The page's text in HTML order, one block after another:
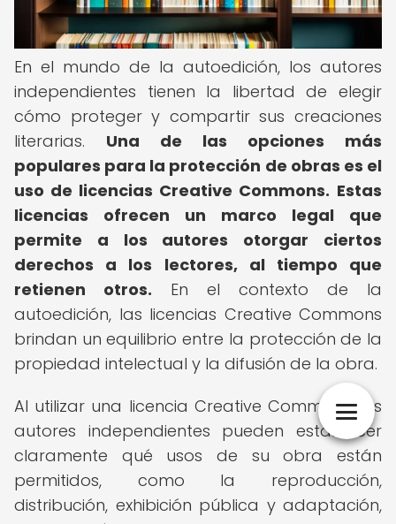
En el mundo de la autoedición, los autores
independientes tienen la libertad de elegir
cómo proteger y compartir sus creaciones
literarias. Una de las opciones más
populares para la protección de obras es el
uso de licencias Creative Commons. Estas
licencias ofrecen un marco legal que
permite a los autores otorgar ciertos
derechos a los lectores, al tiempo que
retienen otros. En el contexto de la
autoedición, las licencias Creative Commons
brindan un equilibrio entre la protección de la
propiedad intelectual y la difusión de la obra.
Al utilizar una licencia Creative Commons, los
autores independientes pueden establecer
claramente qué usos de su obra están
permitidos, como la reproducción,
distribución, exhibición pública y adaptación,